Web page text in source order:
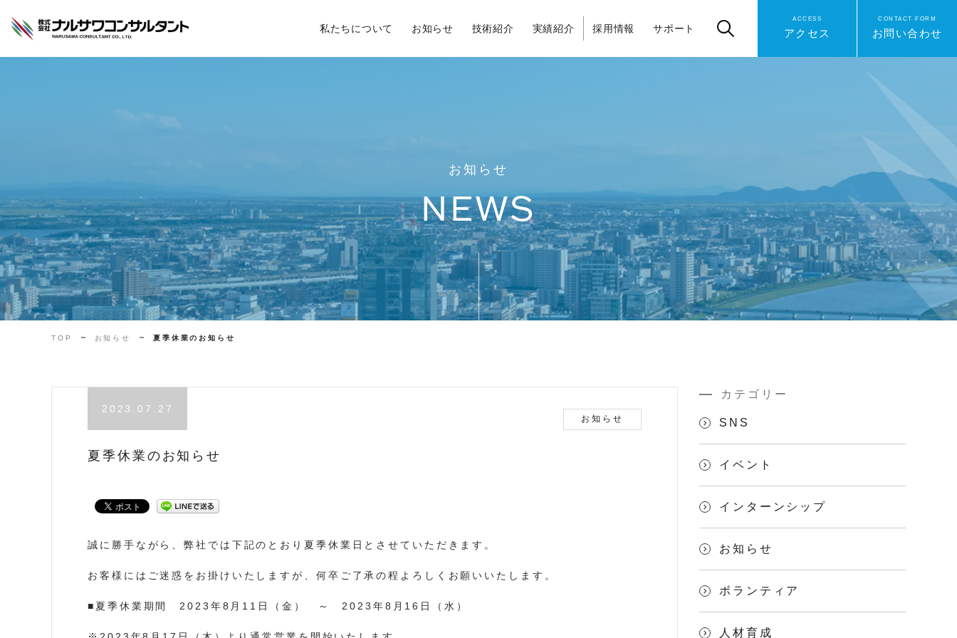
私たちについて お知らせ 技術紹介 実績紹介 採用情報 サポート
ACCESS
アクセス
CONTACT FORM
お問い合わせ
お知らせ
NEWS
TOP お知らせ 夏季休業のお知らせ
2023.07.27
お知らせ
夏季休業のお知らせ
誠に勝手ながら、弊社では下記のとおり夏季休業日とさせていただきます。
お客様にはご迷惑をお掛けいたしますが、何卒ご了承の程よろしくお願いいたします。
■夏季休業期間 2023年8月11日（金） ～ 2023年8月16日（水）
カテゴリー
SNS
イベント
インターンシップ
お知らせ
ボランティア
人材育成